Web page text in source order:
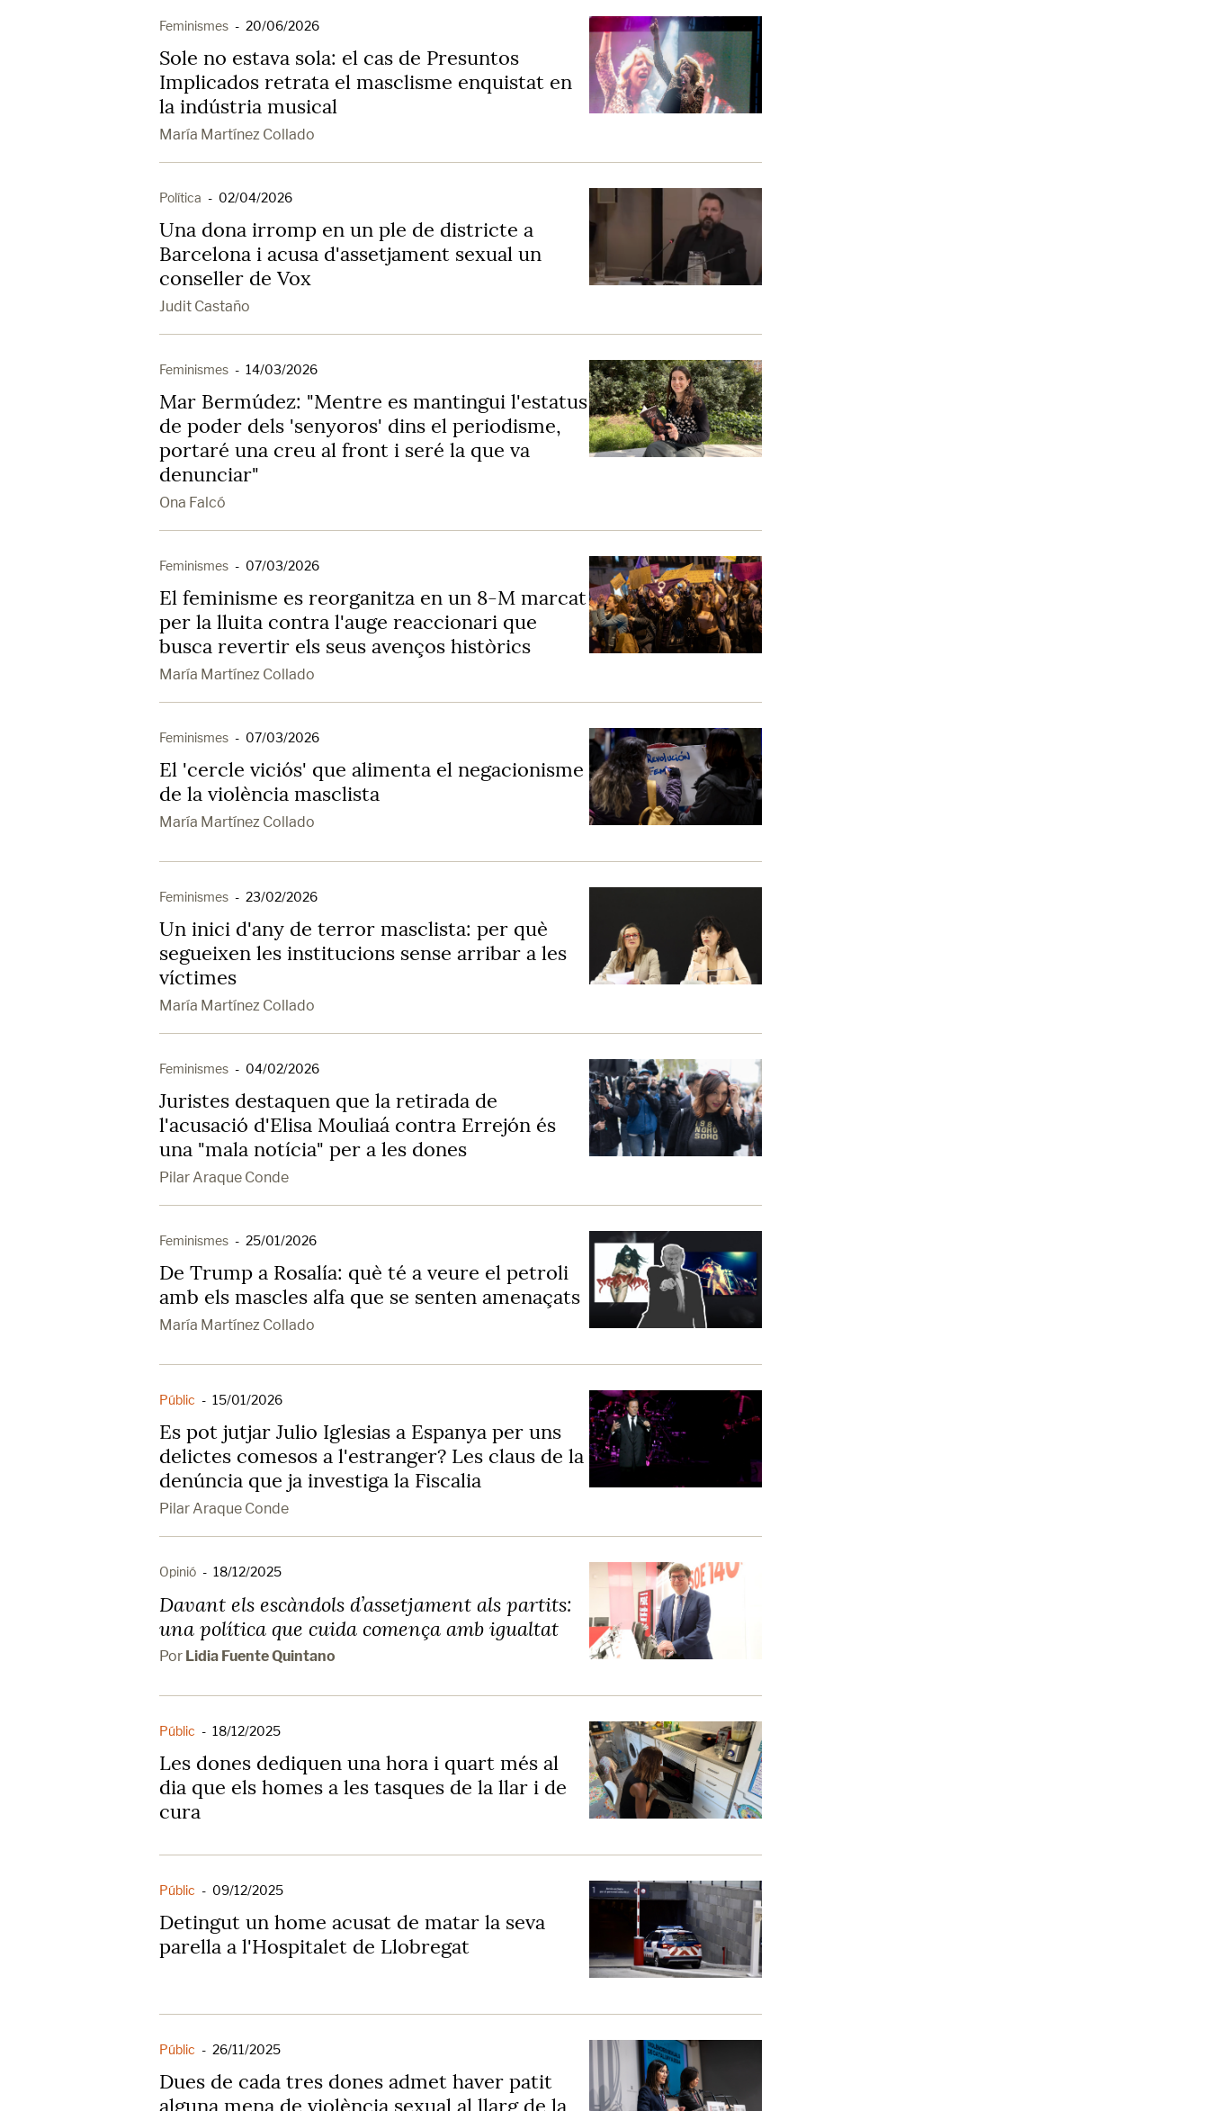
Feminismes - 20/06/2026
Sole no estava sola: el cas de Presuntos
Implicados retrata el masclisme enquistat en
la indústria musical
María Martínez Collado
Política - 02/04/2026
Una dona irromp en un ple de districte a
Barcelona i acusa d'assetjament sexual un
conseller de Vox
Judit Castaño
Feminismes - 14/03/2026
Mar Bermúdez: "Mentre es mantingui l'estatus
de poder dels 'senyoros' dins el periodisme,
portaré una creu al front i seré la que va
denunciar"
Ona Falcó
Feminismes - 07/03/2026
El feminisme es reorganitza en un 8-M marcat
per la lluita contra l'auge reaccionari que
busca revertir els seus avenços històrics
María Martínez Collado
Feminismes - 07/03/2026
El 'cercle viciós' que alimenta el negacionisme
de la violència masclista
María Martínez Collado
Feminismes - 23/02/2026
Un inici d'any de terror masclista: per què
segueixen les institucions sense arribar a les
víctimes
María Martínez Collado
Feminismes - 04/02/2026
Juristes destaquen que la retirada de
l'acusació d'Elisa Mouliaá contra Errejón és
una "mala notícia" per a les dones
Pilar Araque Conde
Feminismes - 25/01/2026
De Trump a Rosalía: què té a veure el petroli
amb els mascles alfa que se senten amenaçats
María Martínez Collado
Públic - 15/01/2026
Es pot jutjar Julio Iglesias a Espanya per uns
delictes comesos a l'estranger? Les claus de la
denúncia que ja investiga la Fiscalia
Pilar Araque Conde
Opinió - 18/12/2025
Davant els escàndols d’assetjament als partits:
una política que cuida comença amb igualtat
Por Lidia Fuente Quintano
Públic - 18/12/2025
Les dones dediquen una hora i quart més al
dia que els homes a les tasques de la llar i de
cura
Públic - 09/12/2025
Detingut un home acusat de matar la seva
parella a l'Hospitalet de Llobregat
Públic - 26/11/2025
Dues de cada tres dones admet haver patit
alguna mena de violència sexual al llarg de la